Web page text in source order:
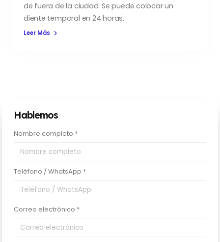
Hablemos
Nombre completo *
Teléfono / WhatsApp *
Correo electrónico *
de fuera de la ciudad. Se puede colocar un
diente temporal en 24 horas.
Leer Más